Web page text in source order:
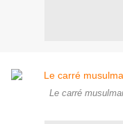
Le carré